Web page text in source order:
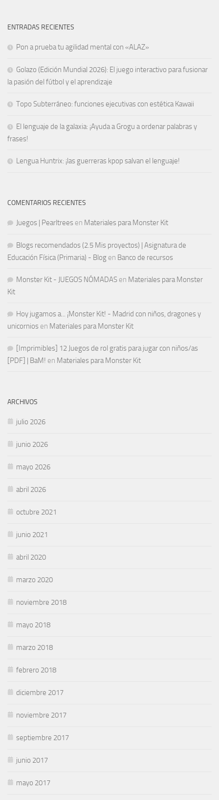
ENTRADAS RECIENTES
Pon a prueba tu agilidad mental con «ALAZ»
Golazo (Edición Mundial 2026): El juego interactivo para fusionar
la pasión del fútbol y el aprendizaje
Topo Subterráneo: funciones ejecutivas con estética Kawaii
El lenguaje de la galaxia: ¡Ayuda a Grogu a ordenar palabras y
frases!
Lengua Huntrix: ¡las guerreras kpop salvan el lenguaje!
COMENTARIOS RECIENTES
Juegos | Pearltrees en Materiales para Monster Kit
Blogs recomendados (2.5 Mis proyectos) | Asignatura de
Educación Física (Primaria) - Blog en Banco de recursos
Monster Kit - JUEGOS NÓMADAS en Materiales para Monster
Kit
Hoy jugamos a... ¡Monster Kit! - Madrid con niños, dragones y
unicornios en Materiales para Monster Kit
[Imprimibles] 12 Juegos de rol gratis para jugar con niños/as
[PDF] | BaM! en Materiales para Monster Kit
ARCHIVOS
julio 2026
junio 2026
mayo 2026
abril 2026
octubre 2021
junio 2021
abril 2020
marzo 2020
noviembre 2018
mayo 2018
marzo 2018
febrero 2018
diciembre 2017
noviembre 2017
septiembre 2017
junio 2017
mayo 2017